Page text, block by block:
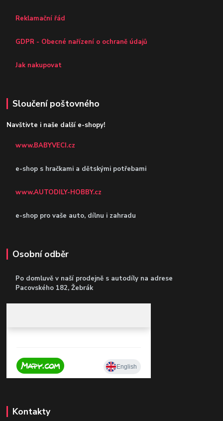
Reklamační řád
GDPR - Obecné nařízení o ochraně údajů
Jak nakupovat
Sloučení poštovného
Navštivte i naše další e-shopy!
www.BABYVECI.cz
e-shop s hračkami a dětskými potřebami
www.AUTODILY-HOBBY.cz
e-shop pro vaše auto, dílnu i zahradu
Osobní odběr
Po domluvě v naší prodejně s autodíly na adrese
Pacovského 182, Žebrák
Kontakty